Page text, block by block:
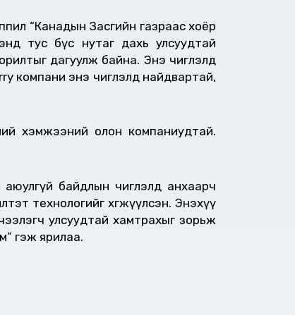
“Канадын Засгийн газраас хоёр
тус бүс нутаг дахь улсуудтай
дагуулж байна. Энэ чиглэлд
компани энэ чиглэлд найдвартай,
хэмжээний олон компаниудтай.
аюулгүй байдлын чиглэлд анхаарч
технологийг хөгжүүлсэн. Энэхүү
улсуудтай хамтрахыг зорьж
гэж ярилаа.